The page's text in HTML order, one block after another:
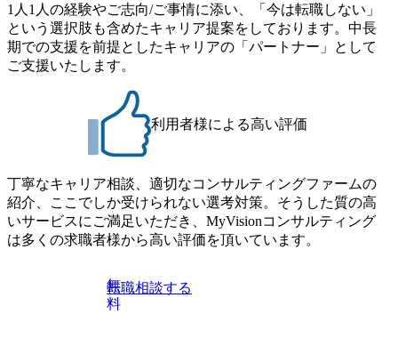
1人1人の経験やご志向/ご事情に添い、「今は転職しない」
という選択肢も含めたキャリア提案をしております。中長
期での支援を前提としたキャリアの「パートナー」として
ご支援いたします。
利用者様による高い評価
丁寧なキャリア相談、適切なコンサルティングファームの
紹介、ここでしか受けられない選考対策。そうした質の高
いサービスにご満足いただき、MyVisionコンサルティング
は多くの求職者様から高い評価を頂いています。
無
料
転職相談する